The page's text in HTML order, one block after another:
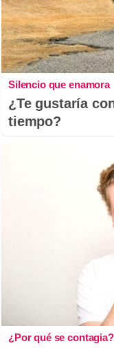
Silencio que enamora
¿Te gustaría
tiempo?
¿Por qué se contagia?